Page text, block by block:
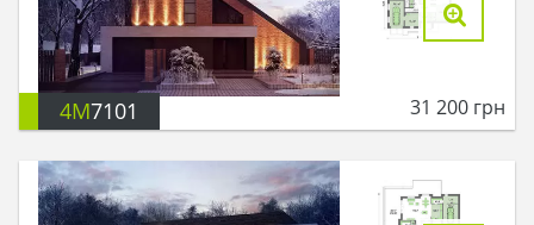
4M7101 31 200 грн